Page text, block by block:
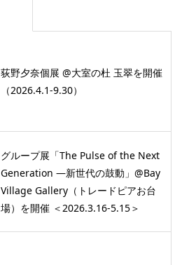
荻野夕奈個展 @大室の杜 玉翠を開催
（2026.4.1-9.30）
グループ展「The Pulse of the Next
Generation ―新世代の鼓動」@Bay
Village Gallery（トレードピアお台
場）を開催 ＜2026.3.16-5.15＞